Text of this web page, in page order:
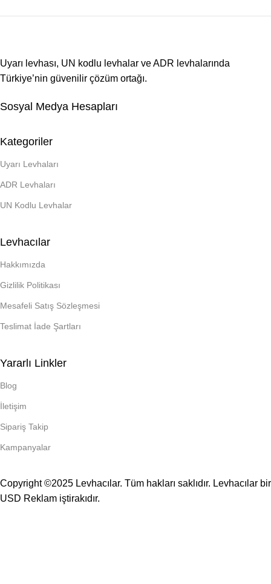
Uyarı levhası, UN kodlu levhalar ve ADR levhalarında
Türkiye’nin güvenilir çözüm ortağı.
Sosyal Medya Hesapları
Kategoriler
Uyarı Levhaları
ADR Levhaları
UN Kodlu Levhalar
Levhacılar
Hakkımızda
Gizlilik Politikası
Mesafeli Satış Sözleşmesi
Teslimat İade Şartları
Yararlı Linkler
Blog
İletişim
Sipariş Takip
Kampanyalar
Copyright ©2025 Levhacılar. Tüm hakları saklıdır. Levhacılar bir
USD Reklam iştirakıdır.